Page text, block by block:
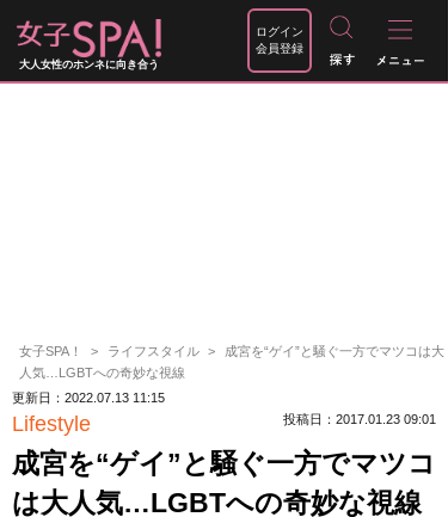
大人女性のホンネに向き合う
ログイン
会員登録
女子SPA！ ライフスタイル
成宮を“ゲイ”と騒ぐ一方でマツコは大
人気…LGBTへの奇妙な視線
更新日：2022.07.13 11:15
Lifestyle 投稿日：2017.01.23 09:01
成宮を“ゲイ”と騒ぐ一方でマツコ
は大人気…LGBTへの奇妙な視線